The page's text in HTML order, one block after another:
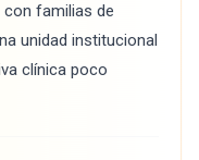
familias de
unidad institucional
clínica poco